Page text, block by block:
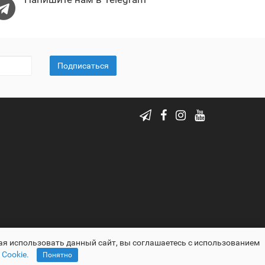
Подписаться
использовать данный сайт, вы соглашаетесь с использованием
Понятно